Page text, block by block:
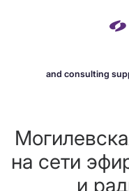
and consulting
на сети
и